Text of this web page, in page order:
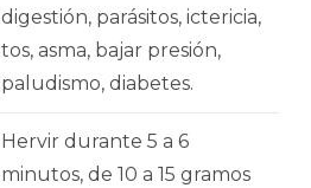
digestión, parásitos, ictericia,
tos, asma, bajar presión,
paludismo, diabetes.
Hervir durante 5 a 6
minutos, de 10 a 15 gramos